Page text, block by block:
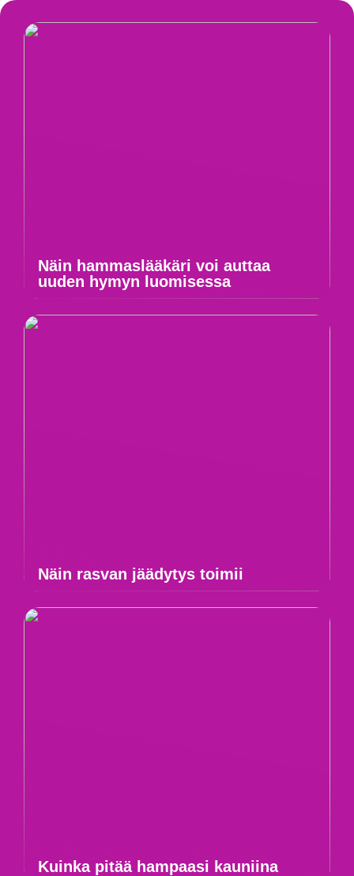
Näin hammaslääkäri voi auttaa
uuden hymyn luomisessa
Näin rasvan jäädytys toimii
Kuinka pitää hampaasi kauniina